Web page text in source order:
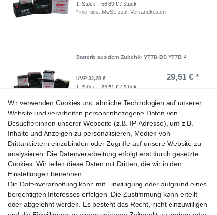
1 Stück
| 56,89 € / Stück
*inkl. ges. MwSt. zzgl.Versandkosten
Batterie aus dem Zubehör YT7B-BS YT7B-4
UVP 32,28 € 29,51 € *
1 Stück
| 29,51 € / Stück
Batterie YTX14H-BS Buell Cagiva Ducati Gilera
Harley Husqvarna Hyosung
UVP 75,83 € 69,33 € *
*inkl. ges. MwSt.
Wir verwenden Cookies und ähnliche Technologien auf unserer
Website und verarbeiten personenbezogene Daten von
Besucher:innen unserer Webseite (z.B. IP-Adresse), um z.B.
Inhalte und Anzeigen zu personalisieren, Medien von
Drittanbietern einzubinden oder Zugriffe auf unsere Website zu
analysieren. Die Datenverarbeitung erfolgt erst durch gesetzte
Cookies. Wir teilen diese Daten mit Dritten, die wir in den
Einstellungen benennen.
Die Datenverarbeitung kann mit Einwilligung oder aufgrund eines
berechtigten Interesses erfolgen. Die Zustimmung kann erteilt
oder abgelehnt werden. Es besteht das Recht, nicht einzuwilligen